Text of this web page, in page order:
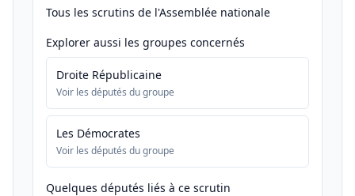
Tous les scrutins de l'Assemblée nationale
Explorer aussi les groupes concernés
Droite Républicaine
Voir les députés du groupe
Les Démocrates
Voir les députés du groupe
Quelques députés liés à ce scrutin